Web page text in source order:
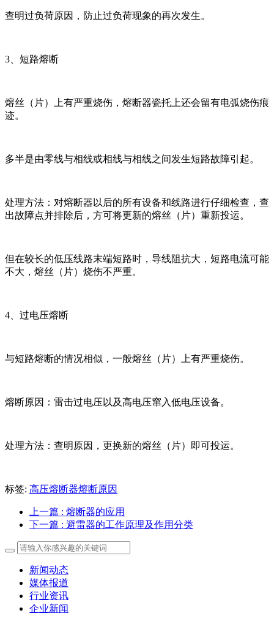
查明过负荷原因，防止过负荷现象的再次发生。
3、短路熔断
熔丝（片）上有严重烧伤，熔断器瓷托上还会留有电弧烧伤痕
迹。
多半是由零线与相线或相线与相线之间发生短路故障引起。
处理方法：对熔断器以后的所有设备和线路进行仔细检查，查
出故障点并排除后，方可将更新的熔丝（片）重新投运。
但在较长的低压线路末端短路时，导线阻抗大，短路电流可能
不大，熔丝（片）烧伤不严重。
4、过电压熔断
与短路熔断的情况相似，一般熔丝（片）上有严重烧伤。
熔断原因：雷击过电压以及高电压窜入低电压设备。
处理方法：查明原因，更换新的熔丝（片）即可投运。
标签: 高压熔断器熔断原因
上一篇 : 熔断器的应用
下一篇 : 避雷器的工作原理及作用分类
新闻动态
媒体报道
行业资讯
企业新闻